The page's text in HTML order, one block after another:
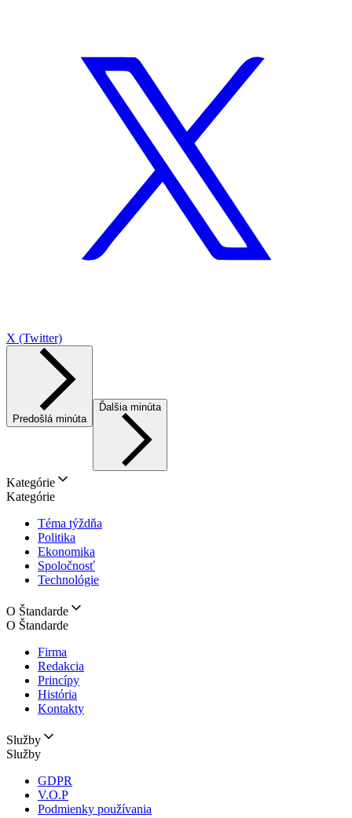
X (Twitter)
Predošlá minúta
Ďalšia minúta
Kategórie
Kategórie
Téma týždňa
Politika
Ekonomika
Spoločnosť
Technológie
O Štandarde
O Štandarde
Firma
Redakcia
Princípy
História
Kontakty
Služby
Služby
GDPR
V.O.P
Podmienky používania